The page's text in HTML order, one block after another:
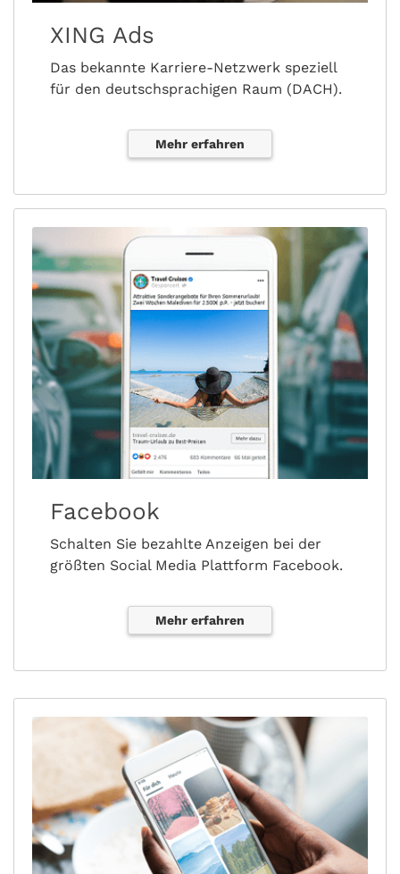
XING Ads
Das bekannte Karriere-Netzwerk speziell
für den deutschsprachigen Raum (DACH).
Mehr erfahren
Facebook
Schalten Sie bezahlte Anzeigen bei der
größten Social Media Plattform Facebook.
Mehr erfahren